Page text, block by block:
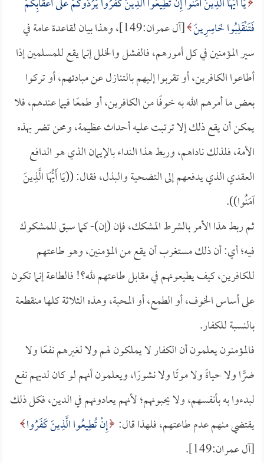
فَتَنْقَلِبُوا خَاسِرِينَ
[آل عمران:149]، وهذا بيان لقاعدة عامة في
سير المؤمنين في كل أمورهم، فالفشل والخلل إنما يقع للمسلمين إذا
أطاعوا الكافرين، أو تقربوا إليهم بالتنازل عن مبادئهم، أو تركوا
بعض ما أمرهم الله به خوفًا من الكافرين، أو طمعًا فيما عندهم، فلا
يمكن أن يقع ذلك إلا ترتبت عليه أحداث عظيمة، ومحن تضر بهذه
الأمة، فلذلك ناداهم، وربط هذا النداء بالإيمان الذي هو الدافع
العقدي الذي يدفعهم إلى التضحية والبذل، فقال: ((يَا أَيُّهَا الَّذِينَ
آمَنُوا)).
ثم ربط هذا الأمر بالشرط المشكك، فإن (إن)- كما سبق للمشكوك
فيه؛ أي: أن ذلك مستغرب أن يقع من المؤمنين، وهو طاعتهم
للكافرين، كيف يطيعونهم في مقابل طاعتهم لله؟! فالطاعة إنما تكون
على أساس الخوف، أو الطمع، أو المحبة، وهذه الثلاثة كلها منقطعة
بالنسبة للكفار.
فالمؤمنون يعلمون أن الكفار لا يملكون لهم ولا لغيرهم نفعًا ولا
ضرًّا ولا حياةً ولا موتًا ولا نشورًا، ويعلمون أنهم لو كان لديهم نفع
لبدءوا به بأنفسهم، ولا يحبونهم؛ لأنهم يعادونهم في الدين، فكل ذلك
يقتضي منهم عدم طاعتهم، فلهذا قال: إِنْ تُطِيعُوا الَّذِينَ كَفَرُوا
[آل عمران:149].